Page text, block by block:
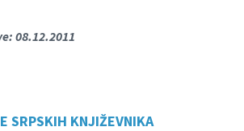
08.12.2011
SRPSKIH KNJIŽEVNIKA